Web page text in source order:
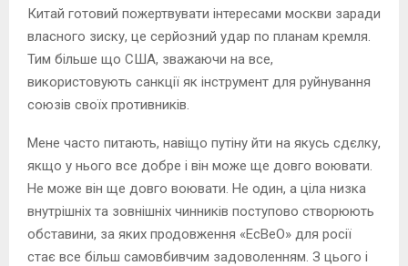
Китай готовий пожертвувати інтересами москви заради
власного зиску, це серйозний удар по планам кремля.
Тим більше що США, зважаючи на все,
використовують санкції як інструмент для руйнування
союзів своїх противників.
Мене часто питають, навіщо путіну йти на якусь сдєлку,
якщо у нього все добре і він може ще довго воювати.
Не може він ще довго воювати. Не один, а ціла низка
внутрішніх та зовнішніх чинників поступово створюють
обставини, за яких продовження «ЕсВеО» для росії
стає все більш самовбивчим задоволенням. З цього і